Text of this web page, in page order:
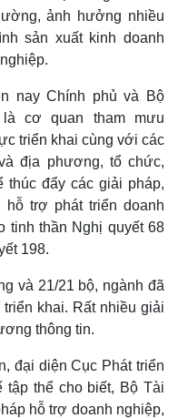
Magazine
ảnh hưởng nhiều
sản xuất kinh doanh
nay Chính phủ và Bộ
cơ quan tham mưu
triển khai cùng với các
địa phương, tổ chức,
thúc đẩy các giải pháp,
hỗ trợ phát triển doanh
tinh thần Nghị quyết 68
198.
và 21/21 bộ, ngành đã
khai. Rất nhiều giải
thông tin.
đại diện Cục Phát triển
tập thể cho biết, Bộ Tài
hỗ trợ doanh nghiệp,